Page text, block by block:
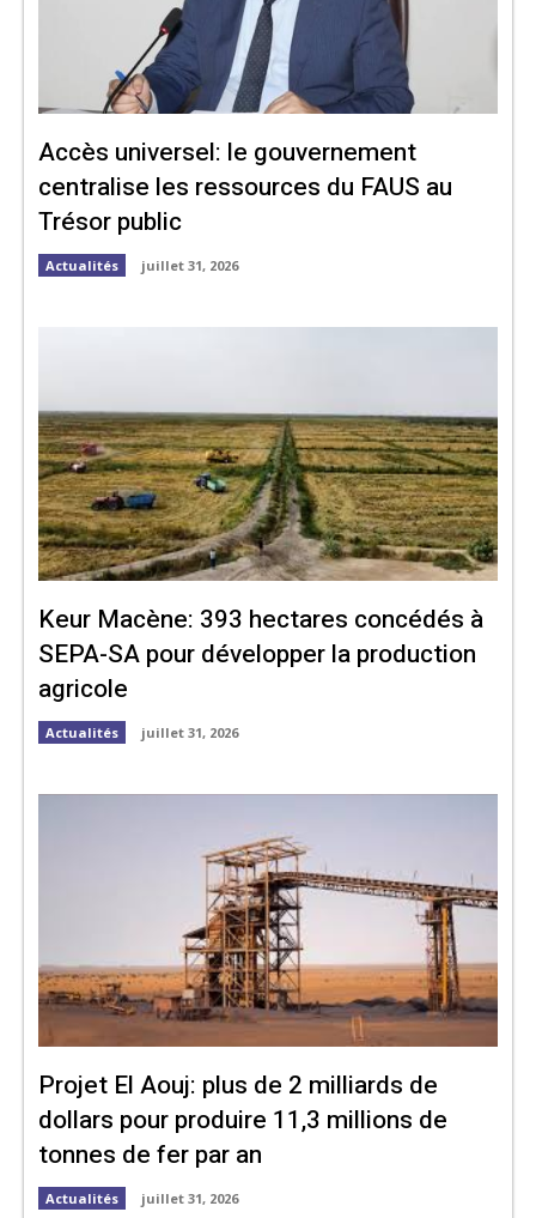
Accès universel: le gouvernement
centralise les ressources du FAUS au
Trésor public
Actualités juillet 31, 2026
Keur Macène: 393 hectares concédés à
SEPA-SA pour développer la production
agricole
Actualités juillet 31, 2026
Projet El Aouj: plus de 2 milliards de
dollars pour produire 11,3 millions de
tonnes de fer par an
Actualités juillet 31, 2026